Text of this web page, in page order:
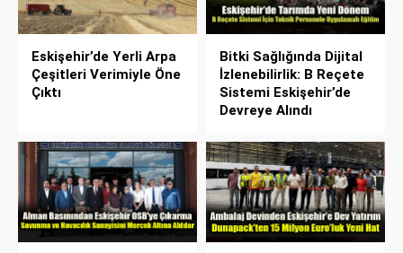
Eskişehir’de Yerli Arpa
Çeşitleri Verimiyle Öne
Çıktı
Bitki Sağlığında Dijital
İzlenebilirlik: B Reçete
Sistemi Eskişehir’de
Devreye Alındı